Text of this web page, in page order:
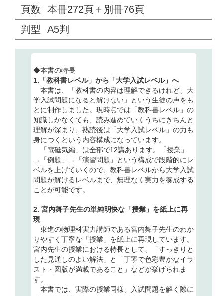
頁数
本冊272頁＋別冊76頁
判型
A5判
◆本書の特長
1.「教科書レベル」から「大学入試レベル」へ
本書は、「教科書の内容は理解できるけれど、大
学入試問題になると解けない」という生徒の声をも
とに制作しました。現時点では「教科書レベル」の
知識しかなくても、読み進めていくうちにきちんと
理解が深まり、熟読後は「大学入試レベル」の力も
身につくという内容構成になっています。
「電磁気編」は全部で12講あります。「授業」
→「例題」→「演習問題」という構成で段階的にレ
ベルを上げていくので、教科書レベルから大学入試
問題が解けるレベルまで、無理なく実力を養成する
ことが可能です。
2. 宮内舞子先生の単純明快な「授業」を紙上に再
現
東進の物理科実力講師である宮内舞子先生のわか
りやすく丁寧な「授業」を紙上に再現しています。
宮内先生の授業における特長として、「すっきりと
した見通しのよい解法」と「丁寧で色彩豊かなイラ
スト・図版が満載であること」などが挙げられま
す。
本書では、実際の授業同様、入試問題を解く際に